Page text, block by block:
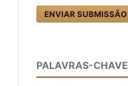
ENVIAR SUBMISSÃO
PALAVRAS-CHAVE